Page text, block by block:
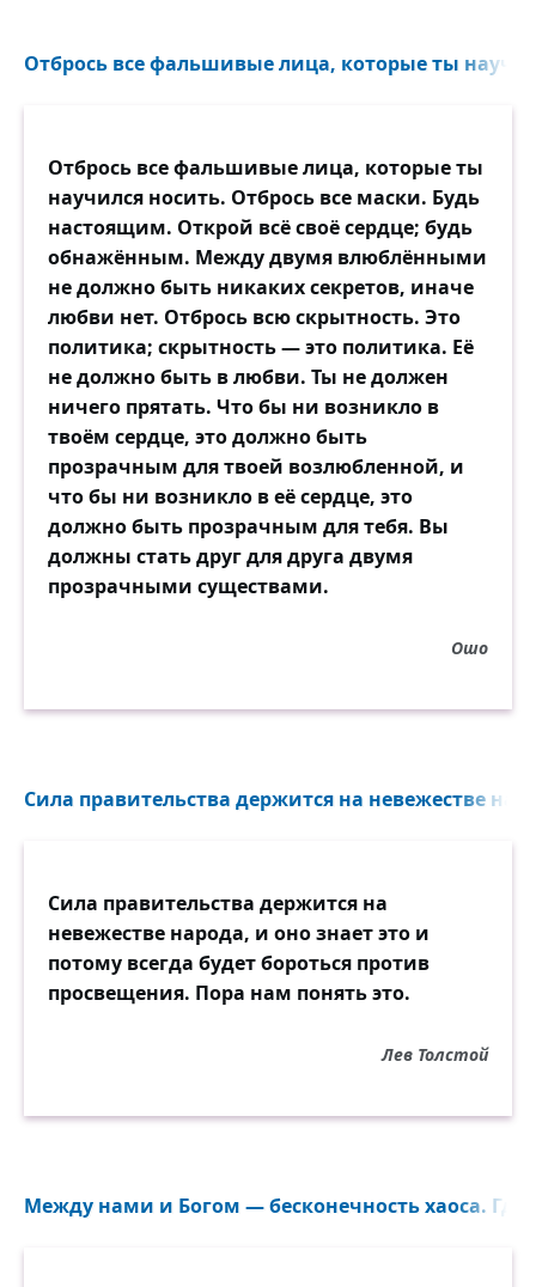
Засвети же свечу
тем, в ком памяти нет,
кто, к минувшему глух
и к грядущему прост,
устремляет свой дух
в преждевременный рост.
Как земля, как вода
под небесною мглой,
в каждом чувстве всегда
сила жизни с иглой.
И, невольным объят
страхом, вздрогнет, как мышь,
тот, в кого ты свой взгляд
из угла устремишь.
то, что чувствуешь ты
словно скатерть с пятном
чтоб он вдруг не упал,
чтоб сквозь стол-истукан,
словно соль, проступал,
незаметный в окно,
Укрывается ствол
Отбрось все фальшивые лица, которые ты
Отбрось все фальшивые лица, которые ты
научился носить. Отбрось все маски. Будь
настоящим. Открой всё своё сердце; будь
обнажённым. Между двумя влюблёнными
не должно быть никаких секретов, иначе
любви нет. Отбрось всю скрытность. Это
политика; скрытность — это политика. Её
не должно быть в любви. Ты не должен
ничего прятать. Что бы ни возникло в
твоём сердце, это должно быть
прозрачным для твоей возлюбленной, и
что бы ни возникло в её сердце, это
должно быть прозрачным для тебя. Вы
должны стать друг для друга двумя
прозрачными существами.
Ошо
Сила правительства держится на невежестве
Сила правительства держится на
невежестве народа, и оно знает это и
потому всегда будет бороться против
просвещения. Пора нам понять это.
Лев Толстой
Между нами и Богом — бесконечность хаоса.